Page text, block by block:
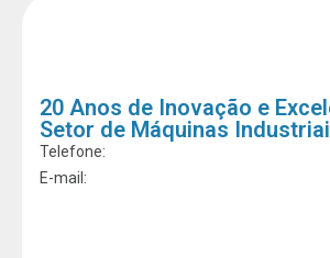
20 Anos de Inovação e
Setor de Máquinas
Telefone:
E-mail: